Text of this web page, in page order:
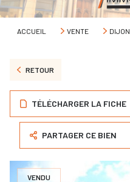
ACCUEIL VENTE DIJON
RETOUR
TÉLÉCHARGER LA FICHE
PARTAGER CE BIEN
VENDU